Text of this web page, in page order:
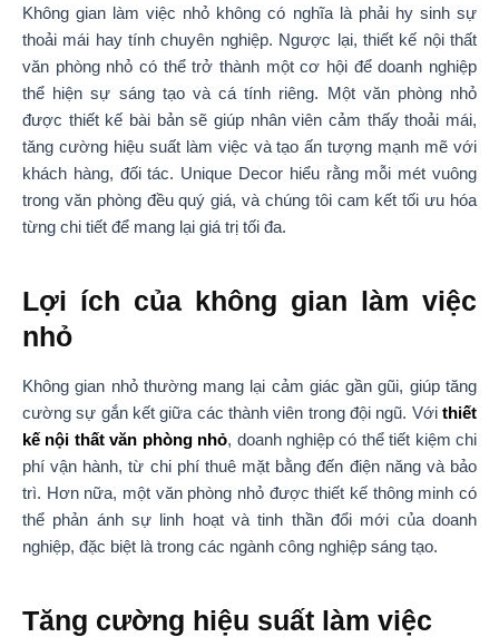
Không gian làm việc nhỏ không có nghĩa là phải hy sinh sự
thoải mái hay tính chuyên nghiệp. Ngược lại, thiết kế nội thất
văn phòng nhỏ có thể trở thành một cơ hội để doanh nghiệp
thể hiện sự sáng tạo và cá tính riêng. Một văn phòng nhỏ
được thiết kế bài bản sẽ giúp nhân viên cảm thấy thoải mái,
tăng cường hiệu suất làm việc và tạo ấn tượng mạnh mẽ với
khách hàng, đối tác. Unique Decor hiểu rằng mỗi mét vuông
trong văn phòng đều quý giá, và chúng tôi cam kết tối ưu hóa
từng chi tiết để mang lại giá trị tối đa.
Lợi ích của không gian làm việc
nhỏ
Không gian nhỏ thường mang lại cảm giác gần gũi, giúp tăng
cường sự gắn kết giữa các thành viên trong đội ngũ. Với thiết
kế nội thất văn phòng nhỏ, doanh nghiệp có thể tiết kiệm chi
phí vận hành, từ chi phí thuê mặt bằng đến điện năng và bảo
trì. Hơn nữa, một văn phòng nhỏ được thiết kế thông minh có
thể phản ánh sự linh hoạt và tinh thần đổi mới của doanh
nghiệp, đặc biệt là trong các ngành công nghiệp sáng tạo.
Tăng cường hiệu suất làm việc